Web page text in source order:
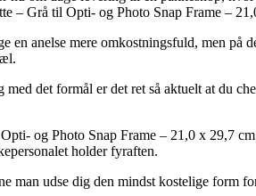
– Grå til Opti- og Photo Snap Frame –
anelse mere omkostningsfuld, men på
det formål er det ret så aktuelt at du
og Photo Snap Frame – 21,0 x 29,7
holder fyraften.
man udse dig den mindst kostelige form